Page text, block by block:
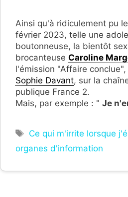
Ainsi qu'à ridiculement pu
février 2023, telle une
boutonneuse, la bientôt
brocanteuse Caroline
l'émission "Affaire
Sophie Davant, sur la
publique France 2.
Mais, par exemple : " Je
Étiquettes
Ce qui m'irrite lorsque
organes d'information